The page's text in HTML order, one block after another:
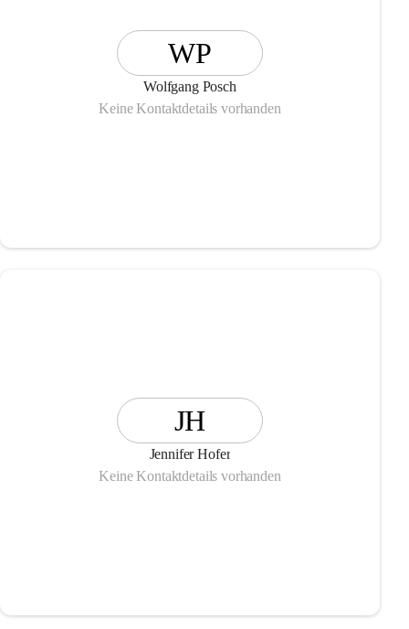
WP
Wolfgang Posch
Keine Kontaktdetails vorhanden
JH
Jennifer Hofer
Keine Kontaktdetails vorhanden